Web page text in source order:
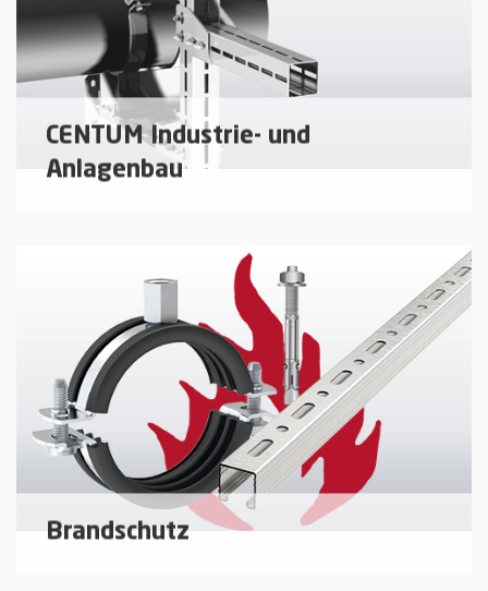
CENTUM Industrie- und
Anlagenbau
Montagesysteme für den Industrie- und
Anlagenbau.
mehr erfahren
Brandschutz